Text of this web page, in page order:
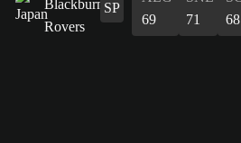
SP
69
71
68